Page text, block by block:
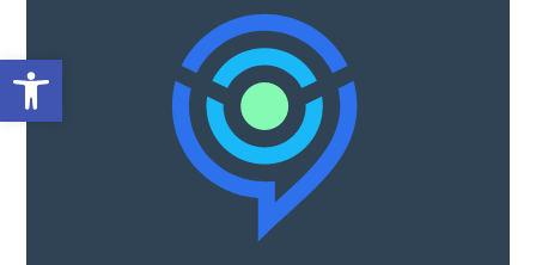
Открыть панель